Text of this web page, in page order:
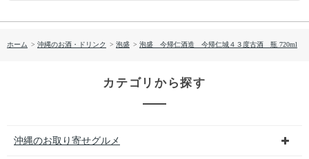
ホーム > 沖縄のお酒・ドリンク > 泡盛 > 泡盛 今帰仁酒造 今帰仁城４３度古酒 瓶 720ml
カテゴリから探す
沖縄のお取り寄せグルメ